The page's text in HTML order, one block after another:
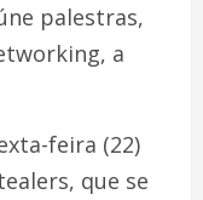
palestras,
a
feira (22)
que se